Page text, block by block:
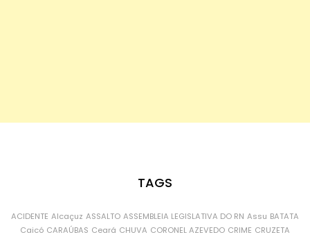
TAGS
ACIDENTE Alcaçuz ASSALTO ASSEMBLEIA LEGISLATIVA DO RN Assu BATATA
Caicó CARAÚBAS Ceará CHUVA CORONEL AZEVEDO CRIME CRUZETA